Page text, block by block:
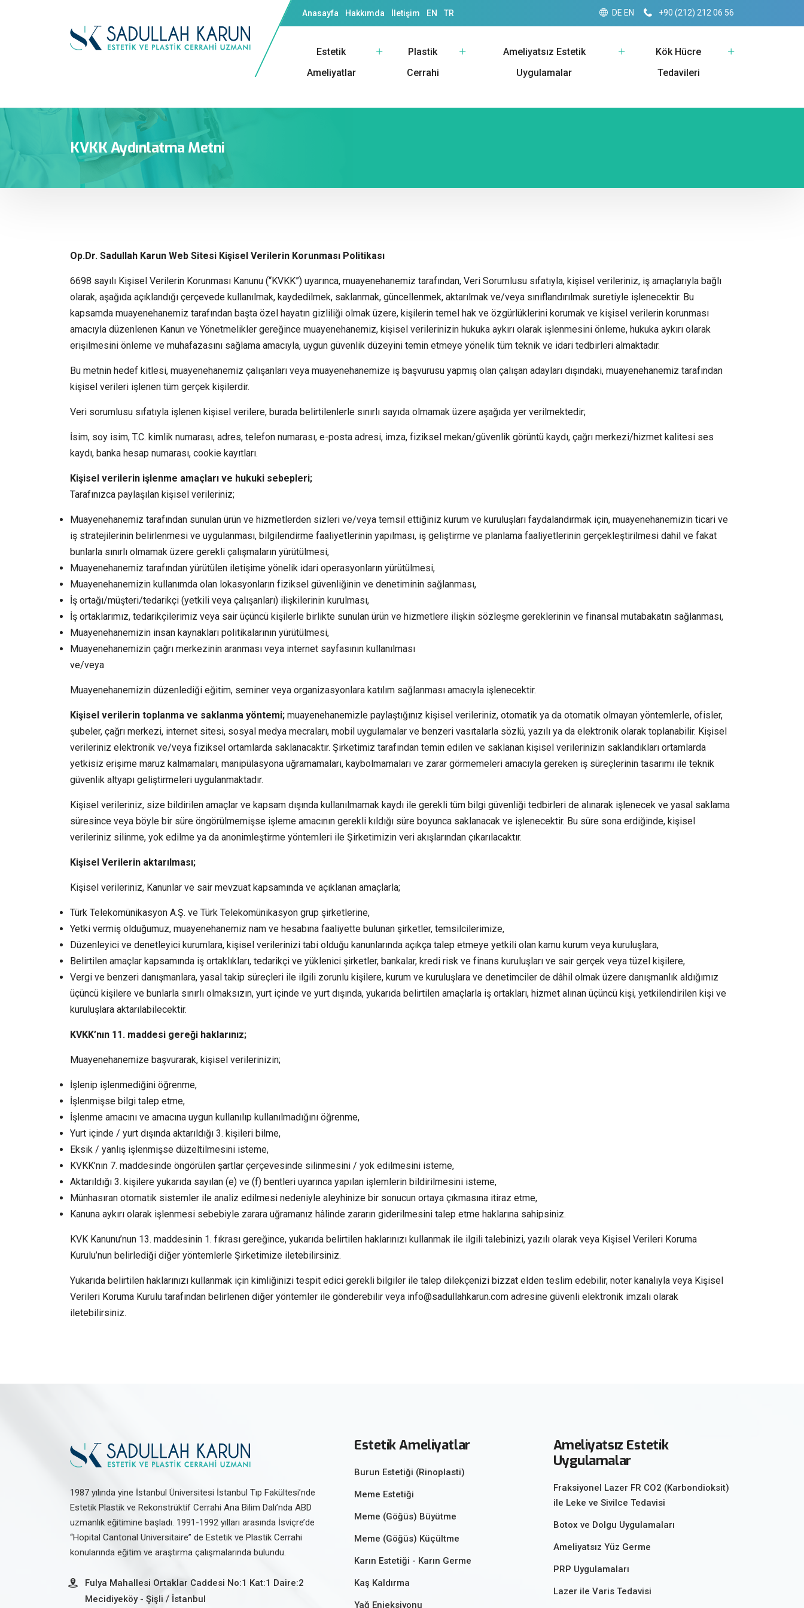
Anasayfa Hakkımda İletişim EN TR +90 (212) 212 06 56
DE EN
Estetik
Ameliyatlar
Plastik
Cerrahi
Ameliyatsız Estetik
Uygulamalar
Kök Hücre
Tedavileri
KVKK Aydınlatma Metni
Op.Dr. Sadullah Karun Web Sitesi Kişisel Verilerin Korunması Politikası
6698 sayılı Kişisel Verilerin Korunması Kanunu (“KVKK”) uyarınca, muayenehanemiz tarafından, Veri Sorumlusu sıfatıyla, kişisel verileriniz, iş amaçlarıyla bağlı
olarak, aşağıda açıklandığı çerçevede kullanılmak, kaydedilmek, saklanmak, güncellenmek, aktarılmak ve/veya sınıflandırılmak suretiyle işlenecektir. Bu
kapsamda muayenehanemiz tarafından başta özel hayatın gizliliği olmak üzere, kişilerin temel hak ve özgürlüklerini korumak ve kişisel verilerin korunması
amacıyla düzenlenen Kanun ve Yönetmelikler gereğince muayenehanemiz, kişisel verilerinizin hukuka aykırı olarak işlenmesini önleme, hukuka aykırı olarak
erişilmesini önleme ve muhafazasını sağlama amacıyla, uygun güvenlik düzeyini temin etmeye yönelik tüm teknik ve idari tedbirleri almaktadır.
Bu metnin hedef kitlesi, muayenehanemiz çalışanları veya muayenehanemize iş başvurusu yapmış olan çalışan adayları dışındaki, muayenehanemiz tarafından
kişisel verileri işlenen tüm gerçek kişilerdir.
Veri sorumlusu sıfatıyla işlenen kişisel verilere, burada belirtilenlerle sınırlı sayıda olmamak üzere aşağıda yer verilmektedir;
İsim, soy isim, T.C. kimlik numarası, adres, telefon numarası, e-posta adresi, imza, fiziksel mekan/güvenlik görüntü kaydı, çağrı merkezi/hizmet kalitesi ses
kaydı, banka hesap numarası, cookie kayıtları.
Kişisel verilerin işlenme amaçları ve hukuki sebepleri;
Tarafınızca paylaşılan kişisel verileriniz;
Muayenehanemiz tarafından sunulan ürün ve hizmetlerden sizleri ve/veya temsil ettiğiniz kurum ve kuruluşları faydalandırmak için, muayenehanemizin ticari ve
iş stratejilerinin belirlenmesi ve uygulanması, bilgilendirme faaliyetlerinin yapılması, iş geliştirme ve planlama faaliyetlerinin gerçekleştirilmesi dahil ve fakat
bunlarla sınırlı olmamak üzere gerekli çalışmaların yürütülmesi,
Muayenehanemiz tarafından yürütülen iletişime yönelik idari operasyonların yürütülmesi,
Muayenehanemizin kullanımda olan lokasyonların fiziksel güvenliğinin ve denetiminin sağlanması,
İş ortağı/müşteri/tedarikçi (yetkili veya çalışanları) ilişkilerinin kurulması,
İş ortaklarımız, tedarikçilerimiz veya sair üçüncü kişilerle birlikte sunulan ürün ve hizmetlere ilişkin sözleşme gereklerinin ve finansal mutabakatın sağlanması,
Muayenehanemizin insan kaynakları politikalarının yürütülmesi,
Muayenehanemizin çağrı merkezinin aranması veya internet sayfasının kullanılması
ve/veya
Muayenehanemizin düzenlediği eğitim, seminer veya organizasyonlara katılım sağlanması amacıyla işlenecektir.
Kişisel verilerin toplanma ve saklanma yöntemi; muayenehanemizle paylaştığınız kişisel verileriniz, otomatik ya da otomatik olmayan yöntemlerle, ofisler,
şubeler, çağrı merkezi, internet sitesi, sosyal medya mecraları, mobil uygulamalar ve benzeri vasıtalarla sözlü, yazılı ya da elektronik olarak toplanabilir. Kişisel
verileriniz elektronik ve/veya fiziksel ortamlarda saklanacaktır. Şirketimiz tarafından temin edilen ve saklanan kişisel verilerinizin saklandıkları ortamlarda
yetkisiz erişime maruz kalmamaları, manipülasyona uğramamaları, kaybolmamaları ve zarar görmemeleri amacıyla gereken iş süreçlerinin tasarımı ile teknik
güvenlik altyapı geliştirmeleri uygulanmaktadır.
Kişisel verileriniz, size bildirilen amaçlar ve kapsam dışında kullanılmamak kaydı ile gerekli tüm bilgi güvenliği tedbirleri de alınarak işlenecek ve yasal saklama
süresince veya böyle bir süre öngörülmemişse işleme amacının gerekli kıldığı süre boyunca saklanacak ve işlenecektir. Bu süre sona erdiğinde, kişisel
verileriniz silinme, yok edilme ya da anonimleştirme yöntemleri ile Şirketimizin veri akışlarından çıkarılacaktır.
Kişisel Verilerin aktarılması;
Kişisel verileriniz, Kanunlar ve sair mevzuat kapsamında ve açıklanan amaçlarla;
Türk Telekomünikasyon A.Ş. ve Türk Telekomünikasyon grup şirketlerine,
Yetki vermiş olduğumuz, muayenehanemiz nam ve hesabına faaliyette bulunan şirketler, temsilcilerimize,
Düzenleyici ve denetleyici kurumlara, kişisel verilerinizi tabi olduğu kanunlarında açıkça talep etmeye yetkili olan kamu kurum veya kuruluşlara,
Belirtilen amaçlar kapsamında iş ortaklıkları, tedarikçi ve yüklenici şirketler, bankalar, kredi risk ve finans kuruluşları ve sair gerçek veya tüzel kişilere,
Vergi ve benzeri danışmanlara, yasal takip süreçleri ile ilgili zorunlu kişilere, kurum ve kuruluşlara ve denetimciler de dâhil olmak üzere danışmanlık aldığımız
üçüncü kişilere ve bunlarla sınırlı olmaksızın, yurt içinde ve yurt dışında, yukarıda belirtilen amaçlarla iş ortakları, hizmet alınan üçüncü kişi, yetkilendirilen kişi ve
kuruluşlara aktarılabilecektir.
KVKK’nın 11. maddesi gereği haklarınız;
Muayenehanemize başvurarak, kişisel verilerinizin;
İşlenip işlenmediğini öğrenme,
İşlenmişse bilgi talep etme,
İşlenme amacını ve amacına uygun kullanılıp kullanılmadığını öğrenme,
Yurt içinde / yurt dışında aktarıldığı 3. kişileri bilme,
Eksik / yanlış işlenmişse düzeltilmesini isteme,
KVKK’nın 7. maddesinde öngörülen şartlar çerçevesinde silinmesini / yok edilmesini isteme,
Aktarıldığı 3. kişilere yukarıda sayılan (e) ve (f) bentleri uyarınca yapılan işlemlerin bildirilmesini isteme,
Münhasıran otomatik sistemler ile analiz edilmesi nedeniyle aleyhinize bir sonucun ortaya çıkmasına itiraz etme,
Kanuna aykırı olarak işlenmesi sebebiyle zarara uğramanız hâlinde zararın giderilmesini talep etme haklarına sahipsiniz.
KVK Kanunu’nun 13. maddesinin 1. fıkrası gereğince, yukarıda belirtilen haklarınızı kullanmak ile ilgili talebinizi, yazılı olarak veya Kişisel Verileri Koruma
Kurulu’nun belirlediği diğer yöntemlerle Şirketimize iletebilirsiniz.
Yukarıda belirtilen haklarınızı kullanmak için kimliğinizi tespit edici gerekli bilgiler ile talep dilekçenizi bizzat elden teslim edebilir, noter kanalıyla veya Kişisel
Verileri Koruma Kurulu tarafından belirlenen diğer yöntemler ile gönderebilir veya info@sadullahkarun.com adresine güvenli elektronik imzalı olarak
iletebilirsiniz.
1987 yılında yine İstanbul Üniversitesi İstanbul Tıp Fakültesi’nde
Estetik Plastik ve Rekonstrüktif Cerrahi Ana Bilim Dalı’nda ABD
uzmanlık eğitimine başladı. 1991-1992 yılları arasında İsviçre’de
“Hopital Cantonal Universitaire” de Estetik ve Plastik Cerrahi
konularında eğitim ve araştırma çalışmalarında bulundu.
Fulya Mahallesi Ortaklar Caddesi No:1 Kat:1 Daire:2
Mecidiyeköy - Şişli / İstanbul
Estetik Ameliyatlar
Burun Estetiği (Rinoplasti)
Meme Estetiği
Meme (Göğüs) Büyütme
Meme (Göğüs) Küçültme
Karın Estetiği - Karın Germe
Kaş Kaldırma
Yağ Enjeksiyonu
Ameliyatsız Estetik
Uygulamalar
Fraksiyonel Lazer FR CO2 (Karbondioksit)
ile Leke ve Sivilce Tedavisi
Botox ve Dolgu Uygulamaları
Ameliyatsız Yüz Germe
PRP Uygulamaları
Lazer ile Varis Tedavisi